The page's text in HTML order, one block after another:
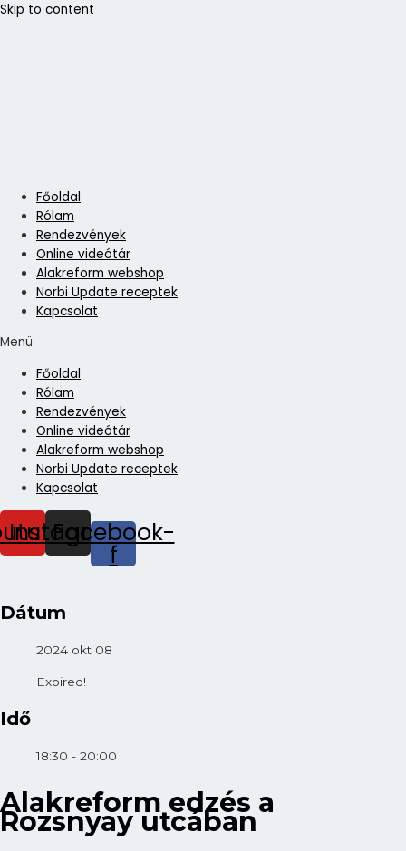
Skip to content
Főoldal
Rólam
Rendezvények
Online videótár
Alakreform webshop
Norbi Update receptek
Kapcsolat
Menü
Főoldal
Rólam
Rendezvények
Online videótár
Alakreform webshop
Norbi Update receptek
Kapcsolat
Instagram
Facebook-
f
Dátum
2024 okt 08
Expired!
Idő
18:30 - 20:00
Alakreform edzés a
Rozsnyay utcában